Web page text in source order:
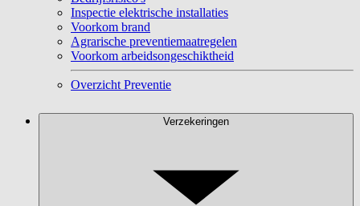
Inspectie elektrische installaties
Voorkom brand
Agrarische preventiemaatregelen
Voorkom arbeidsongeschiktheid
Overzicht Preventie
Verzekeringen